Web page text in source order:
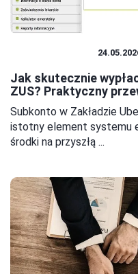
Jak skutecznie
ZUS? Praktyczny
Subkonto w Zakładzie
istotny element systemu
środki na przyszłą ...